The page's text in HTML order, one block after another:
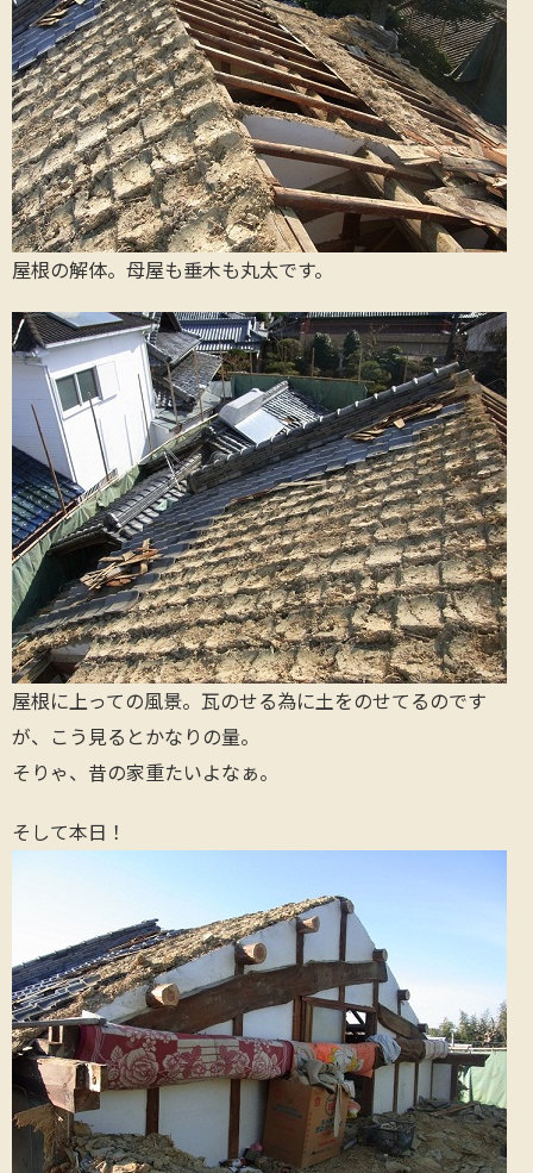
屋根の解体。母屋も垂木も丸太です。
屋根に上っての風景。瓦のせる為に土をのせてるのです
が、こう見るとかなりの量。
そりゃ、昔の家重たいよなぁ。
そして本日！